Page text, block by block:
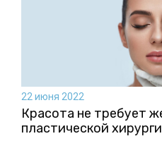
22 июня 2022
Красота не требует
пластической